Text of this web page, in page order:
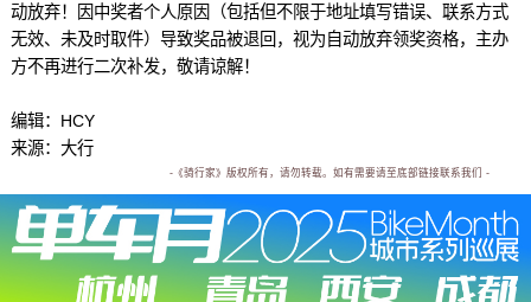
动放弃！因中奖者个人原因（包括但不限于地址填写错误、联系方式
无效、未及时取件）导致奖品被退回，视为自动放弃领奖资格，主办
方不再进行二次补发，敬请谅解！
编辑：HCY
来源：大行
-《骑行家》版权所有，请勿转载。如有需要请至底部链接联系我们 -